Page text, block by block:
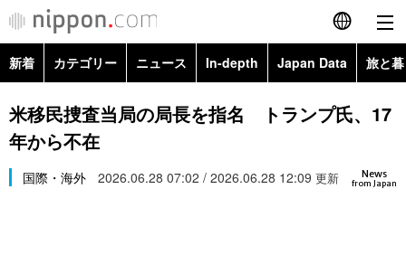
English
简体字
カテゴリー
新着 カテゴリー ニュース In-depth Japan Data 旅と
政治・外交
経済・ビジネス
Topics
米移民捜査当局の局長を指名 トランプ氏、17
年から不在
News
from Japan
国際・海外 2026.06.28 07:02 / 2026.06.28 12:09 更新